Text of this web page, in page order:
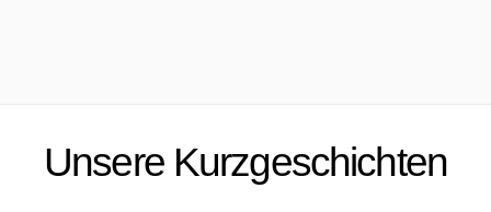
Unsere Kurzgeschichten